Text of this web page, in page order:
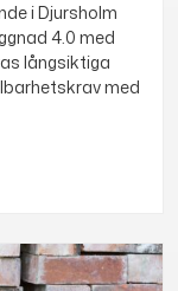
i Djursholm
4.0 med
långsiktiga
med